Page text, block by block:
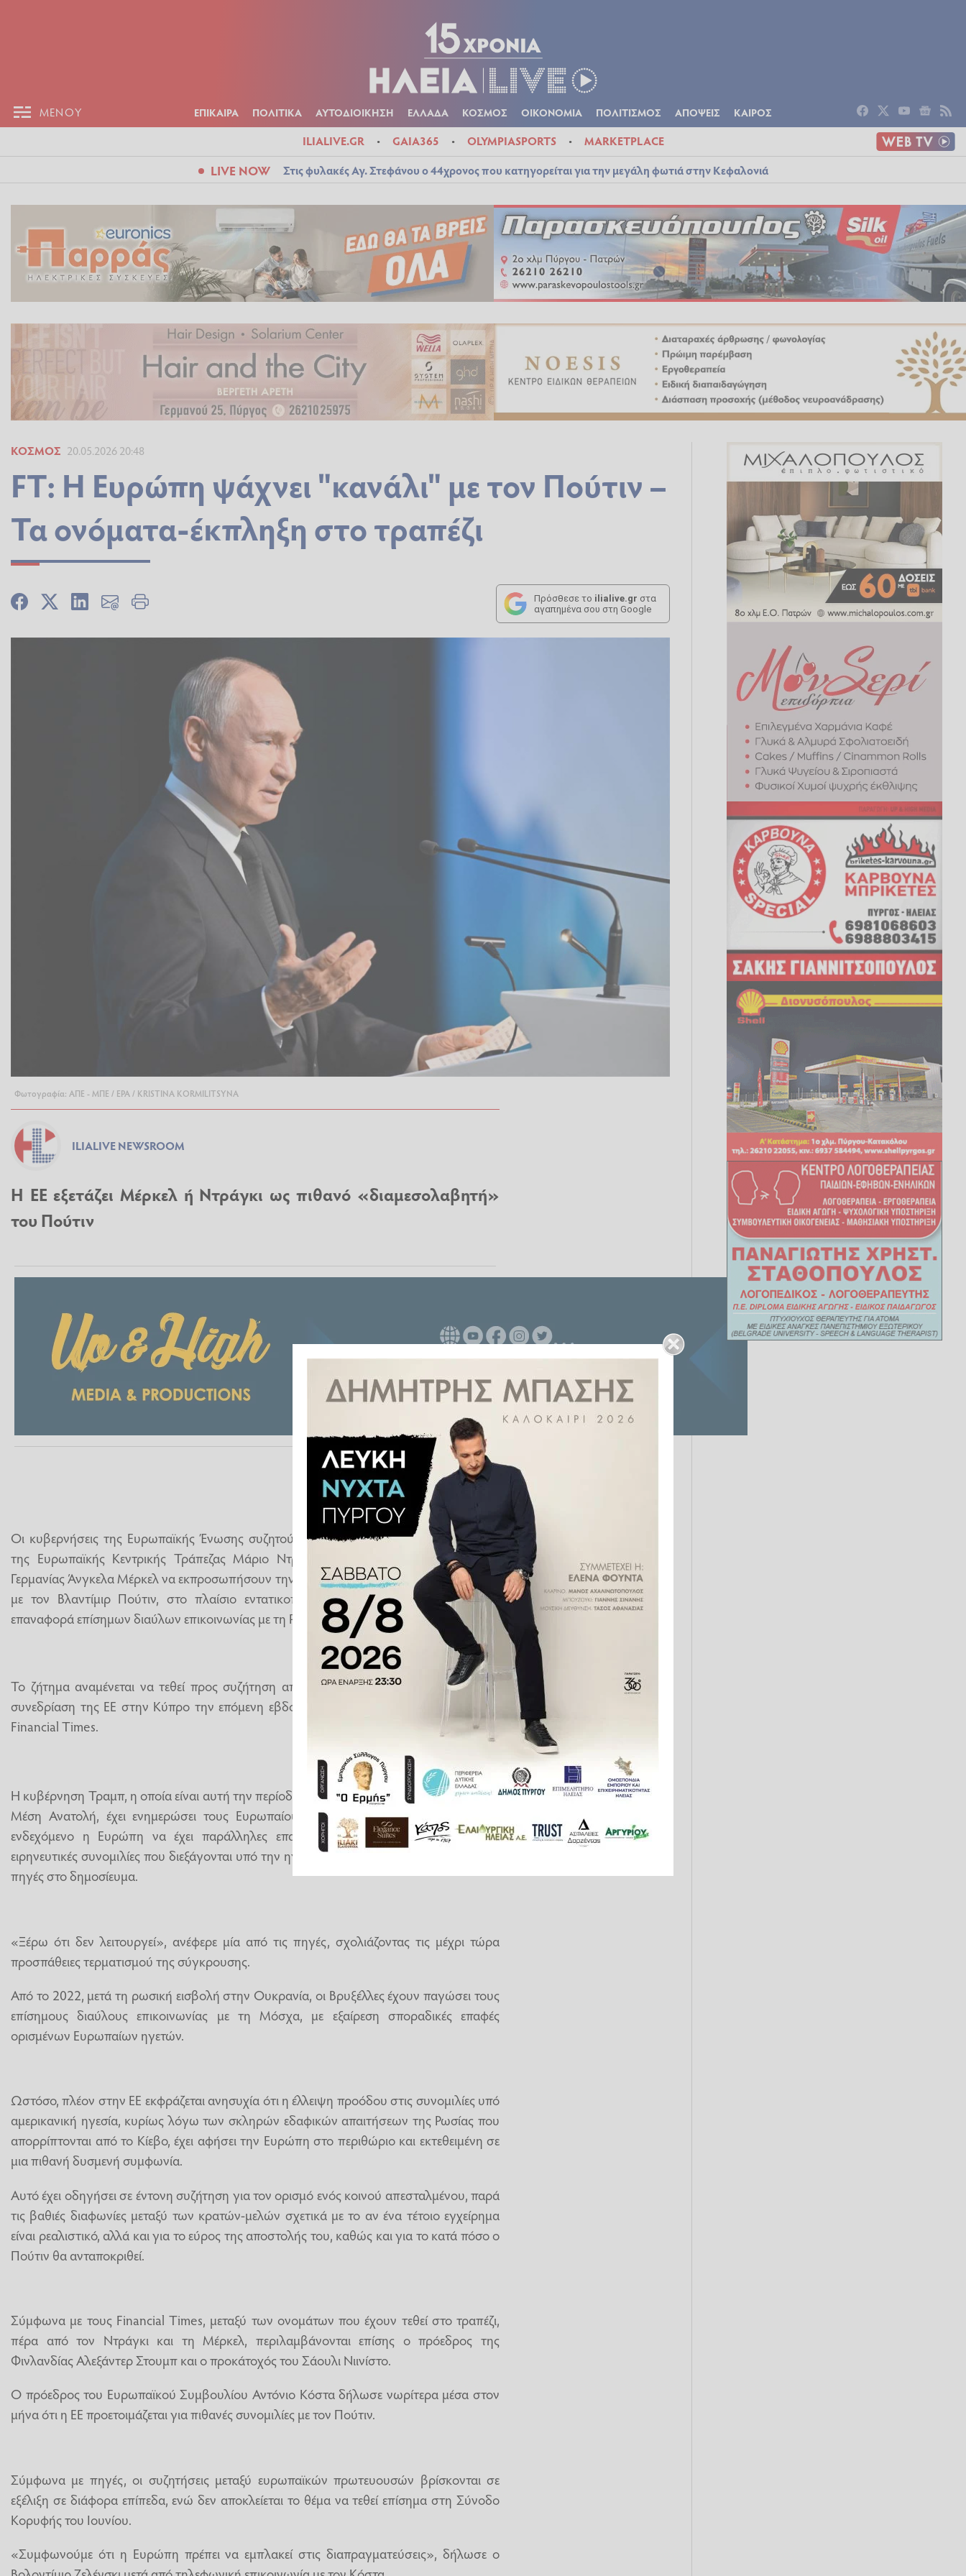
ΜΕΝΟΥ ΕΠΙΚΑΙΡΑ ΠΟΛΙΤΙΚΑ ΑΥΤΟΔΙΟΙΚΗΣΗ ΕΛΛΑΔΑ ΚΟΣΜΟΣ ΟΙΚΟΝΟΜΙΑ ΠΟΛΙΤΙΣΜΟΣ ΑΠΟΨΕΙΣ ΚΑΙΡΟΣ
ILIALIVE.GR GAIA365 OLYMPIASPORTS MARKETPLACE
LIVE NOW Στις φυλακές Αγ. Στεφάνου ο 44χρονος που κατηγορείται για την μεγάλη φωτιά στην Κεφαλονιά
ΚΌΣΜΟΣ 20.05.2026 20:48
FT: Η Ευρώπη ψάχνει "κανάλι" με τον Πούτιν –
Τα ονόματα-έκπληξη στο τραπέζι
Πρόσθεσε το ilialive.gr στα
αγαπημένα σου στη Google
Φωτογραφία: ΑΠΕ - ΜΠΕ / EPA / KRISTINA KORMILITSYNA
ILIALIVE NEWSROOM
Η ΕΕ εξετάζει Μέρκελ ή Ντράγκι ως πιθανό «διαμεσολαβητή»
του Πούτιν
Οι κυβερνήσεις της Ευρωπαϊκής Ένωσης συζητούν το ενδεχόμενο ο πρώην πρόεδρος
της Ευρωπαϊκής Κεντρικής Τράπεζας Μάριο Ντράγκι ή η πρώην καγκελάριος της
Γερμανίας Άνγκελα Μέρκελ να εκπροσωπήσουν την Ένωση σε πιθανές διαπραγματεύσεις
με τον Βλαντίμιρ Πούτιν, στο πλαίσιο εντατικοποίησης των προσπαθειών για την
επαναφορά επίσημων διαύλων επικοινωνίας με τη Ρωσία.
Το ζήτημα αναμένεται να τεθεί προς συζήτηση από τους υπουργούς Εξωτερικών στη
συνεδρίαση της ΕΕ στην Κύπρο την επόμενη εβδομάδα, σύμφωνα με δημοσίευμα των
Financial Times.
Η κυβέρνηση Τραμπ, η οποία είναι αυτή την περίοδο επικεντρωμένη στη σύγκρουση στη
Μέση Ανατολή, έχει ενημερώσει τους Ευρωπαίους εταίρους ότι δεν αντιτίθεται στο
ενδεχόμενο η Ευρώπη να έχει παράλληλες επαφές με τον Πούτιν, πέρα από τις
ειρηνευτικές συνομιλίες που διεξάγονται υπό την ηγεσία των ΗΠΑ, όπως ανέφεραν τρεις
πηγές στο δημοσίευμα.
«Ξέρω ότι δεν λειτουργεί», ανέφερε μία από τις πηγές, σχολιάζοντας τις μέχρι τώρα
προσπάθειες τερματισμού της σύγκρουσης.
Από το 2022, μετά τη ρωσική εισβολή στην Ουκρανία, οι Βρυξέλλες έχουν παγώσει τους
επίσημους διαύλους επικοινωνίας με τη Μόσχα, με εξαίρεση σποραδικές επαφές
ορισμένων Ευρωπαίων ηγετών.
Ωστόσο, πλέον στην ΕΕ εκφράζεται ανησυχία ότι η έλλειψη προόδου στις συνομιλίες υπό
αμερικανική ηγεσία, κυρίως λόγω των σκληρών εδαφικών απαιτήσεων της Ρωσίας που
απορρίπτονται από το Κίεβο, έχει αφήσει την Ευρώπη στο περιθώριο και εκτεθειμένη σε
μια πιθανή δυσμενή συμφωνία.
Αυτό έχει οδηγήσει σε έντονη συζήτηση για τον ορισμό ενός κοινού απεσταλμένου, παρά
τις βαθιές διαφωνίες μεταξύ των κρατών-μελών σχετικά με το αν ένα τέτοιο εγχείρημα
είναι ρεαλιστικό, αλλά και για το εύρος της αποστολής του, καθώς και για το κατά πόσο ο
Πούτιν θα ανταποκριθεί.
Σύμφωνα με τους Financial Times, μεταξύ των ονομάτων που έχουν τεθεί στο τραπέζι,
πέρα από τον Ντράγκι και τη Μέρκελ, περιλαμβάνονται επίσης ο πρόεδρος της
Φινλανδίας Αλεξάντερ Στουμπ και ο προκάτοχός του Σάουλι Νιινίστο.
Ο πρόεδρος του Ευρωπαϊκού Συμβουλίου Αντόνιο Κόστα δήλωσε νωρίτερα μέσα στον
μήνα ότι η ΕΕ προετοιμάζεται για πιθανές συνομιλίες με τον Πούτιν.
Σύμφωνα με πηγές, οι συζητήσεις μεταξύ ευρωπαϊκών πρωτευουσών βρίσκονται σε
εξέλιξη σε διάφορα επίπεδα, ενώ δεν αποκλείεται το θέμα να τεθεί επίσημα στη Σύνοδο
Κορυφής του Ιουνίου.
«Συμφωνούμε ότι η Ευρώπη πρέπει να εμπλακεί στις διαπραγματεύσεις», δήλωσε ο